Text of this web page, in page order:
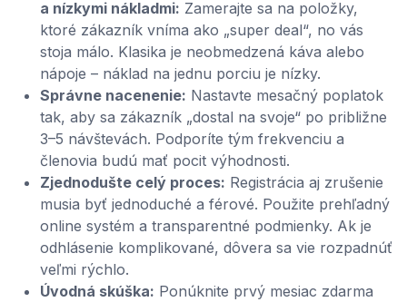
a nízkymi nákladmi: Zamerajte sa na položky,
ktoré zákazník vníma ako „super deal“, no vás
stoja málo. Klasika je neobmedzená káva alebo
nápoje – náklad na jednu porciu je nízky.
Správne nacenenie: Nastavte mesačný poplatok
tak, aby sa zákazník „dostal na svoje“ po približne
3–5 návštevách. Podporíte tým frekvenciu a
členovia budú mať pocit výhodnosti.
Zjednodušte celý proces: Registrácia aj zrušenie
musia byť jednoduché a férové. Použite prehľadný
online systém a transparentné podmienky. Ak je
odhlásenie komplikované, dôvera sa vie rozpadnúť
veľmi rýchlo.
Úvodná skúška: Ponúknite prvý mesiac zdarma